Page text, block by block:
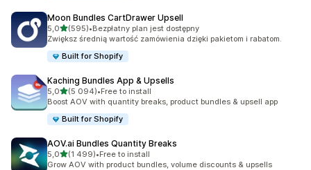
Moon Bundles CartDrawer Upsell
5,0na 5 gwiazdek
(595)
Łączna liczba recenzji: 595
•Bezpłatny plan jest dostępny
Zwiększ średnią wartość zamówienia dzięki pakietom i rabatom.
Built for Shopify
Kaching Bundles App & Upsells
5,0na 5 gwiazdek
(5 094)
Łączna liczba recenzji: 5094
•Free to install
Boost AOV with quantity breaks, product bundles & upsell app
Built for Shopify
AOV.ai Bundles Quantity Breaks
5,0na 5 gwiazdek
(1 499)
Łączna liczba recenzji: 1499
•Free to install
Grow AOV with product bundles, volume discounts & upsells